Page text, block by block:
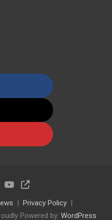
Privacy Policy
Powered by: WordPress